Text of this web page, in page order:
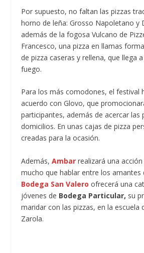
Por supuesto, no faltan las pizzas
horno de leña: Grosso Napoletano y
además de la fogosa Vulcano de
Francesco, una pizza en llamas
de pizza caseras y rellena, que llega
fuego.
Para los más comodones, el festival
acuerdo con Glovo, que
participantes, además de acercar las
domicilios. En unas cajas de pizza
creadas para la ocasión.
Además,Ambar realizará una
mucho que hablar entre los amantes
Bodega San Valero ofrecerá una
jóvenes de Bodega Particular, su
maridar con las pizzas, en la escuela
Zarola.